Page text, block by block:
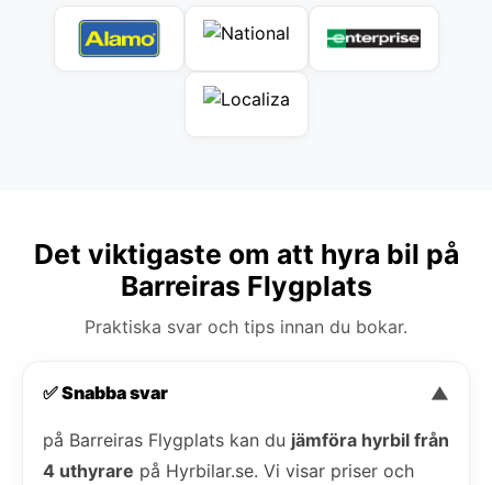
Det viktigaste om att hyra bil på
Barreiras Flygplats
Praktiska svar och tips innan du bokar.
✅ Snabba svar ▼
på Barreiras Flygplats kan du jämföra hyrbil från
4 uthyrare på Hyrbilar.se. Vi visar priser och